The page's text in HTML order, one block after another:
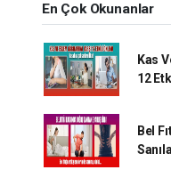
En Çok Okunanlar
Kas
12
Bel